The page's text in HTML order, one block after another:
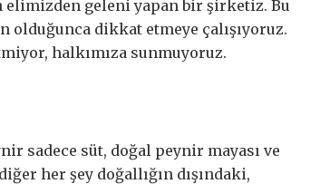
geleni yapan bir şirketiz. Bu
dikkat etmeye çalışıyoruz.
halkımıza sunmuyoruz.
sadece süt, doğal peynir mayası ve
her şey doğallığın dışındaki,